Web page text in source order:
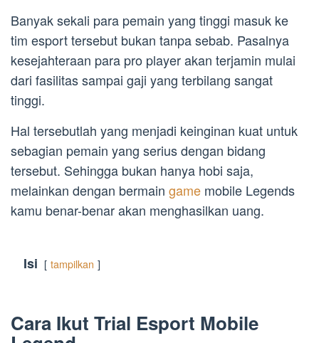
Banyak sekali para pemain yang tinggi masuk ke
tim esport tersebut bukan tanpa sebab. Pasalnya
kesejahteraan para pro player akan terjamin mulai
dari fasilitas sampai gaji yang terbilang sangat
tinggi.
Hal tersebutlah yang menjadi keinginan kuat untuk
sebagian pemain yang serius dengan bidang
tersebut. Sehingga bukan hanya hobi saja,
melainkan dengan bermain game mobile Legends
kamu benar-benar akan menghasilkan uang.
Isi tampilkan
Cara Ikut Trial Esport Mobile